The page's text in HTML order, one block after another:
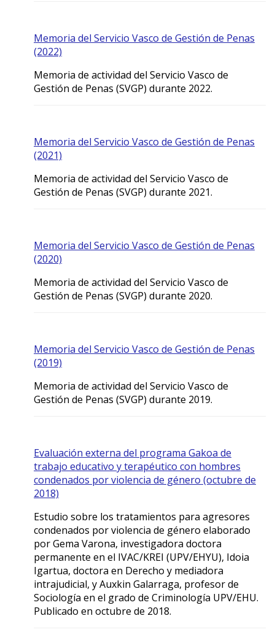
Memoria del Servicio Vasco de Gestión de Penas
(2022)
Memoria de actividad del Servicio Vasco de
Gestión de Penas (SVGP) durante 2022.
Memoria del Servicio Vasco de Gestión de Penas
(2021)
Memoria de actividad del Servicio Vasco de
Gestión de Penas (SVGP) durante 2021.
Memoria del Servicio Vasco de Gestión de Penas
(2020)
Memoria de actividad del Servicio Vasco de
Gestión de Penas (SVGP) durante 2020.
Memoria del Servicio Vasco de Gestión de Penas
(2019)
Memoria de actividad del Servicio Vasco de
Gestión de Penas (SVGP) durante 2019.
Evaluación externa del programa Gakoa de
trabajo educativo y terapéutico con hombres
condenados por violencia de género (octubre de
2018)
Estudio sobre los tratamientos para agresores
condenados por violencia de género elaborado
por Gema Varona, investigadora doctora
permanente en el IVAC/KREI (UPV/EHYU), Idoia
Igartua, doctora en Derecho y mediadora
intrajudicial, y Auxkin Galarraga, profesor de
Sociología en el grado de Criminología UPV/EHU.
Publicado en octubre de 2018.